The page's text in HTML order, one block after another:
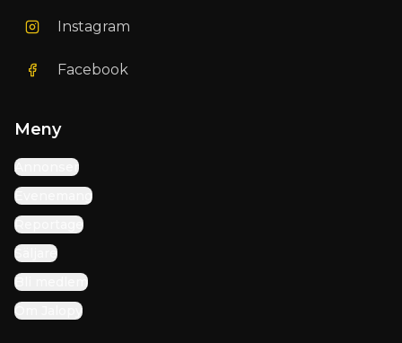
Instagram
Facebook
Meny
Annonser
Evenemang
Reportage
Säljare
Bli medlem
Om Jalopy